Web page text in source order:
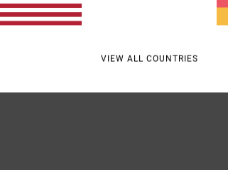
VIEW ALL COUNTRIES